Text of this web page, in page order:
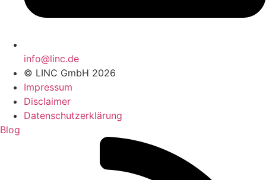
info@linc.de
© LINC GmbH 2026
Impressum
Disclaimer
Datenschutzerklärung
Blog